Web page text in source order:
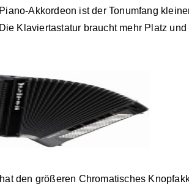
Akkordeon ist der Tonumfang
Klaviertastatur braucht mehr Platz
den größeren Chromatisches